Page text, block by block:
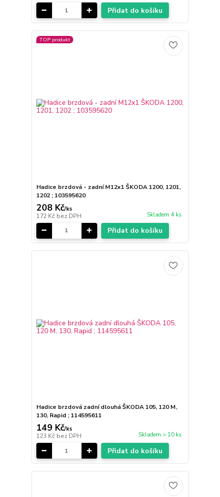
Přidat do košíku
TOP produkt
Hadice brzdová - zadní M12x1 ŠKODA 1200, 1201,
1202 ; 103595620
208 Kč/ks
172 Kč bez DPH Skladem 4 ks
Přidat do košíku
Hadice brzdová zadní dlouhá ŠKODA 105, 120 M,
130, Rapid ; 114595611
149 Kč/ks
123 Kč bez DPH Skladem > 10 ks
Přidat do košíku